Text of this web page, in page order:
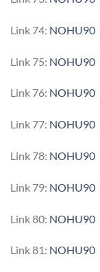
Link 74: NOHU90
Link 75: NOHU90
Link 76: NOHU90
Link 77: NOHU90
Link 78: NOHU90
Link 79: NOHU90
Link 80: NOHU90
Link 81: NOHU90